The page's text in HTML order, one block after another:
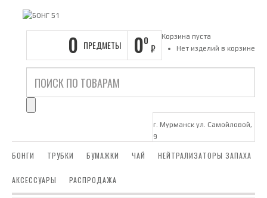
0 ПРЕДМЕТЫ 00
₽
Корзина пуста
Нет изделий в корзине
г. Мурманск ул. Самойловой,
9
БОНГИ ТРУБКИ БУМАЖКИ ЧАЙ НЕЙТРАЛИЗАТОРЫ ЗАПАХА
АКСЕССУАРЫ РАСПРОДАЖА